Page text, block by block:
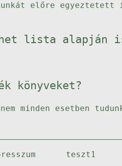
előre
lista alapján
könyveket?
minden esetben
teszt1